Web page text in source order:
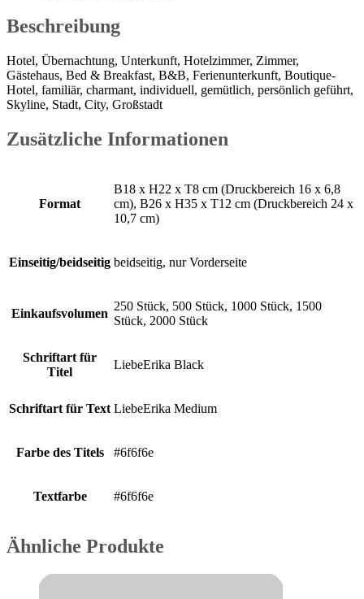
Beschreibung
Hotel, Übernachtung, Unterkunft, Hotelzimmer, Zimmer,
Gästehaus, Bed & Breakfast, B&B, Ferienunterkunft, Boutique-
Hotel, familiär, charmant, individuell, gemütlich, persönlich geführt,
Skyline, Stadt, City, Großstadt
Zusätzliche Informationen
Format
B18 x H22 x T8 cm (Druckbereich 16 x 6,8
cm), B26 x H35 x T12 cm (Druckbereich 24 x
10,7 cm)
Einseitig/beidseitig beidseitig, nur Vorderseite
Einkaufsvolumen
250 Stück, 500 Stück, 1000 Stück, 1500
Stück, 2000 Stück
Schriftart für
Titel
LiebeErika Black
Schriftart für Text LiebeErika Medium
Farbe des Titels #6f6f6e
Textfarbe #6f6f6e
Ähnliche Produkte